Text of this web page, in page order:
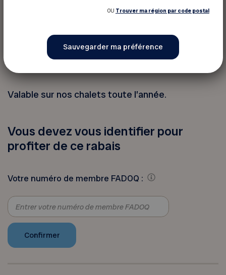
Rabais de 10% accordé pour les nuits du
Valable sur nos terrains 3 services et nos
roulottes de location du 1er mai au 15 octobre
Valable sur nos chalets toute l’année.
Vous devez vous identifier pour
profiter de ce rabais
Votre numéro de membre FADOQ :
OU Trouver ma région par code postal